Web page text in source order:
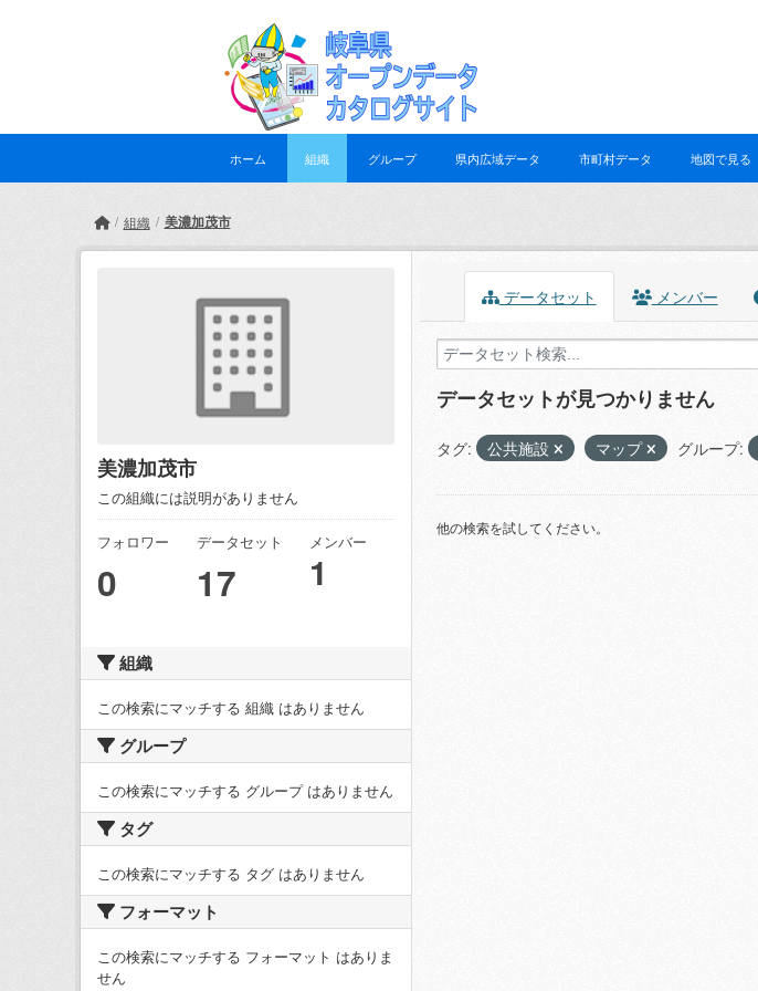
ホーム 組織 グループ 県内広域データ 市町村データ 地図で見る
組織 美濃加茂市
美濃加茂市
この組織には説明がありません
フォロワー
0
データセット
17
メンバー
1
組織
この検索にマッチする 組織 はありません
グループ
この検索にマッチする グループ はありません
タグ
この検索にマッチする タグ はありません
フォーマット
この検索にマッチする フォーマット はありま
せん
データセット メンバー
データセットが見つかりません
タグ: 公共施設 マップ グループ:
他の検索を試してください。